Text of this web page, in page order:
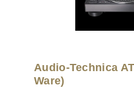
Audio-Technica
Ware)